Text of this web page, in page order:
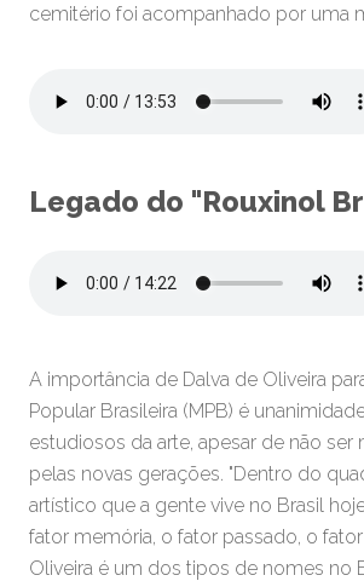
cemitério foi acompanhado por uma
Legado do "Rouxinol
A importância de Dalva de Oliveira
Popular Brasileira (MPB) é
estudiosos da arte, apesar de não
pelas novas gerações. "Dentro do
artístico que a gente vive no Brasil
fator memória, o fator passado, o
Oliveira é um dos tipos de nomes no